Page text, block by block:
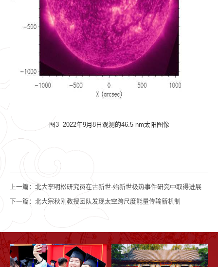
图3 2022年9月8日观测的46.5 nm太阳图像
上一篇： 北大李明松研究员在古新世-始新世极热事件研究中取得进展
下一篇： 北大宗秋刚教授团队发现太空跨尺度能量传输新机制